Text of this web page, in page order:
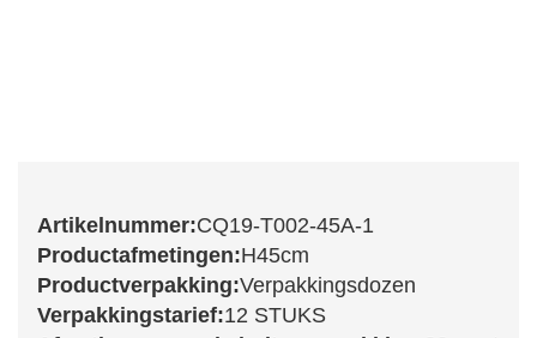
Artikelnummer:CQ19-T002-45A-1
Productafmetingen:H45cm
Productverpakking:Verpakkingsdozen
Verpakkingstarief:12 STUKS